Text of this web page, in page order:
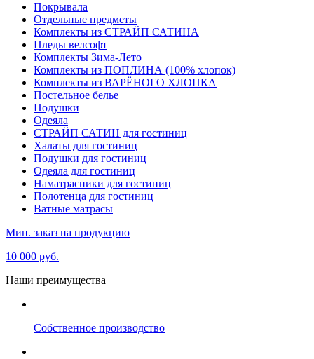
Покрывала
Отдельные предметы
Комплекты из СТРАЙП САТИНА
Пледы велсофт
Комплекты Зима-Лето
Комплекты из ПОПЛИНА (100% хлопок)
Комплекты из ВАРЁНОГО ХЛОПКА
Постельное белье
Подушки
Одеяла
СТРАЙП САТИН для гостиниц
Халаты для гостиниц
Подушки для гостиниц
Одеяла для гостиниц
Наматрасники для гостиниц
Полотенца для гостиниц
Ватные матрасы
Мин. заказ на продукцию
10 000 руб.
Наши преимущества
Собственное производство